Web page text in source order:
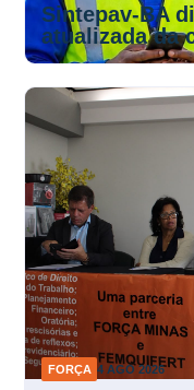
Sintepav-BA
atualizada da
FORÇA 4 AGO 2026